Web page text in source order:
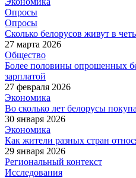
Опросы
Опросы
Сколько белорусов живут в
27 марта 2026
Общество
Более половины опрошенных
зарплатой
27 февраля 2026
Экономика
Во сколько лет белорусы
30 января 2026
Экономика
Как жители разных стран
29 января 2026
Региональный контекст
Исследования